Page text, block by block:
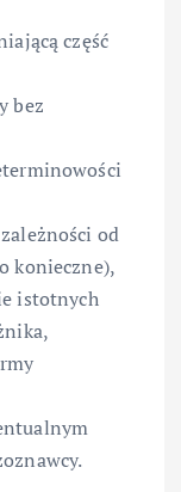
część
bez
od
konieczne),
istotnych